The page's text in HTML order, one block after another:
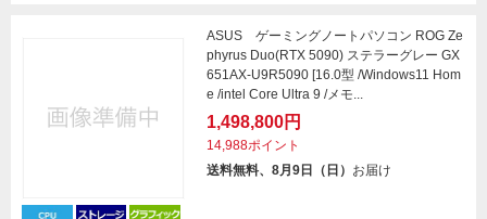
ASUS ゲーミングノートパソコン ROG Ze
phyrus Duo(RTX 5090) ステラーグレー GX
651AX-U9R5090 [16.0型 /Windows11 Hom
e /intel Core Ultra 9 /メモ...
1,498,800円
14,988ポイント
送料無料、8月9日（日） お届け